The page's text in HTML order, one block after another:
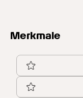
Merkmale